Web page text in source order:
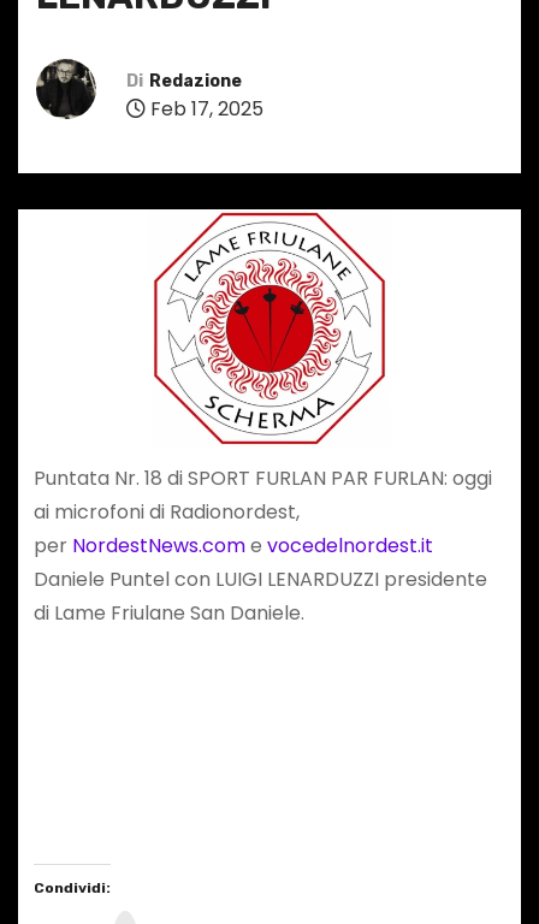
Di Redazione
Feb 17, 2025
Puntata Nr. 18 di SPORT FURLAN PAR FURLAN: oggi
ai microfoni di Radionordest,
per ⁠⁠ NordestNews.com⁠⁠ e ⁠⁠ vocedelnordest.it⁠⁠
Daniele Puntel con LUIGI LENARDUZZI presidente
di Lame Friulane San Daniele.
Condividi: